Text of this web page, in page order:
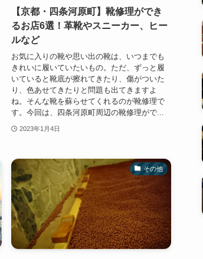
【京都・四条河原町】靴修理ができ
るお店6選！革靴やスニーカー、ヒー
ルなど
お気に入りの靴や思い出の靴は、いつまでも
きれいに履いていたいもの。ただ、ずっと履
いていると靴底が擦れてきたり、傷がついた
り、色あせてきたりと問題も出てきますよ
ね。そんな靴を蘇らせてくれるのが靴修理で
す。今回は、四条河原町周辺の靴修理がで...
2023年1月4日
その他